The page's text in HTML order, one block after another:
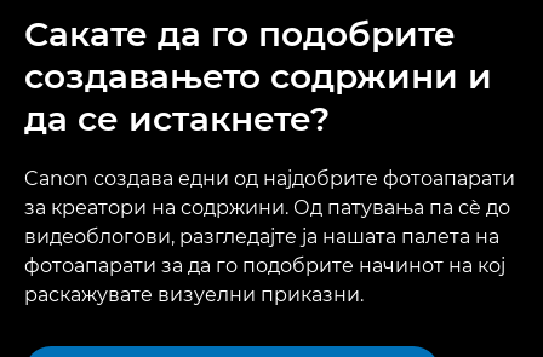
Спецификации
Галерија
Поддршка
Сакате да го подобрите
создавањето содржини и
да се истакнете?
Canon создава едни од најдобрите фотоапарати
за креатори на содржини. Од патувања па сè до
видеоблогови, разгледајте ја нашата палета на
фотоапарати за да го подобрите начинот на кој
раскажувате визуелни приказни.